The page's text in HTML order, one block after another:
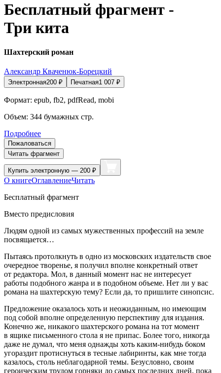
Бесплатный фрагмент -
Три кита
Шахтерский роман
Александр Кваченюк-Борецкий
Электронная200 ₽ Печатная1 007 ₽
Формат: epub, fb2, pdfRead, mobi
Объем: 344 бумажных стр.
Подробнее
Пожаловаться
Читать фрагмент
Купить электронную — 200 ₽
О книгеОглавлениеЧитать
Бесплатный фрагмент
Вместо предисловия
Людям одной из самых мужественных профессий на земле
посвящается…
Пытаясь протолкнуть в одно из московских издательств свое
очередное творенье, я получил вполне конкретный ответ
от редактора. Мол, в данный момент нас не интересует
работы подобного жанра и в подобном объеме. Нет ли у вас
романа на шахтерскую тему? Если да, то пришлите синопсис.
Предложение оказалось хоть и неожиданным, но имеющим
под собой вполне определенную перспективу для издания.
Конечно же, никакого шахтерского романа на тот момент
в ящике письменного стола я не припас. Более того, никогда
даже не думал, что меня однажды хоть каким-нибудь боком
угораздит протиснуться в тесные лабиринты, как мне тогда
казалось, столь неблагодарной темы. Безусловно, своим
героическим трудом горняки до самых последних дней, пока